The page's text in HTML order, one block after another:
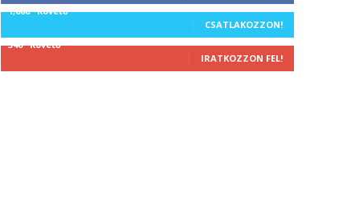
1,000 Követő
CSATLAKOZZON!
340 Követő
IRATKOZZON FEL!